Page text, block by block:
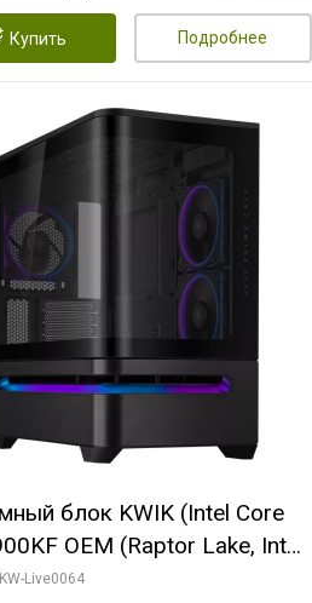
Купить Подробнее
блок KWIK (Intel Core
OEM (Raptor Lake, Intel
16EC/8P/ 64 ГБ ОЗУ (2
Live0064